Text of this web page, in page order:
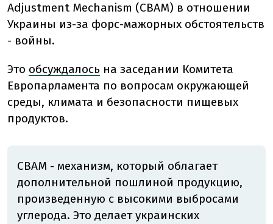
Adjustment Mechanism (CBAM) в отношении
Украины из-за форс-мажорных обстоятельств
- войны.
Это обсуждалось на заседании Комитета
Европарламента по вопросам окружающей
среды, климата и безопасности пищевых
продуктов.
CBAM - механизм, который облагает
дополнительной пошлиной продукцию,
произведенную с высокими выбросами
углерода. Это делает украинских